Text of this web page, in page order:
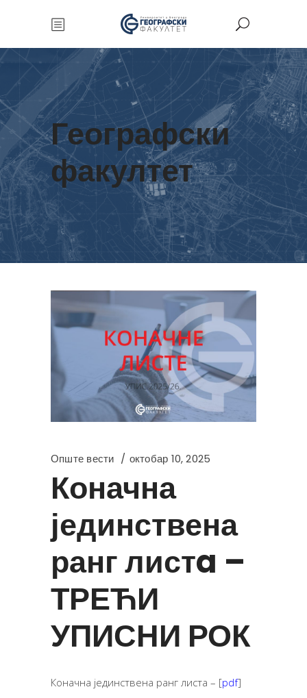
Географски
факултет
Опште вести октобар 10, 2025
Коначна
јединствена
ранг листa –
ТРЕЋИ
УПИСНИ РОК
Коначна јединствена ранг листa – [pdf]